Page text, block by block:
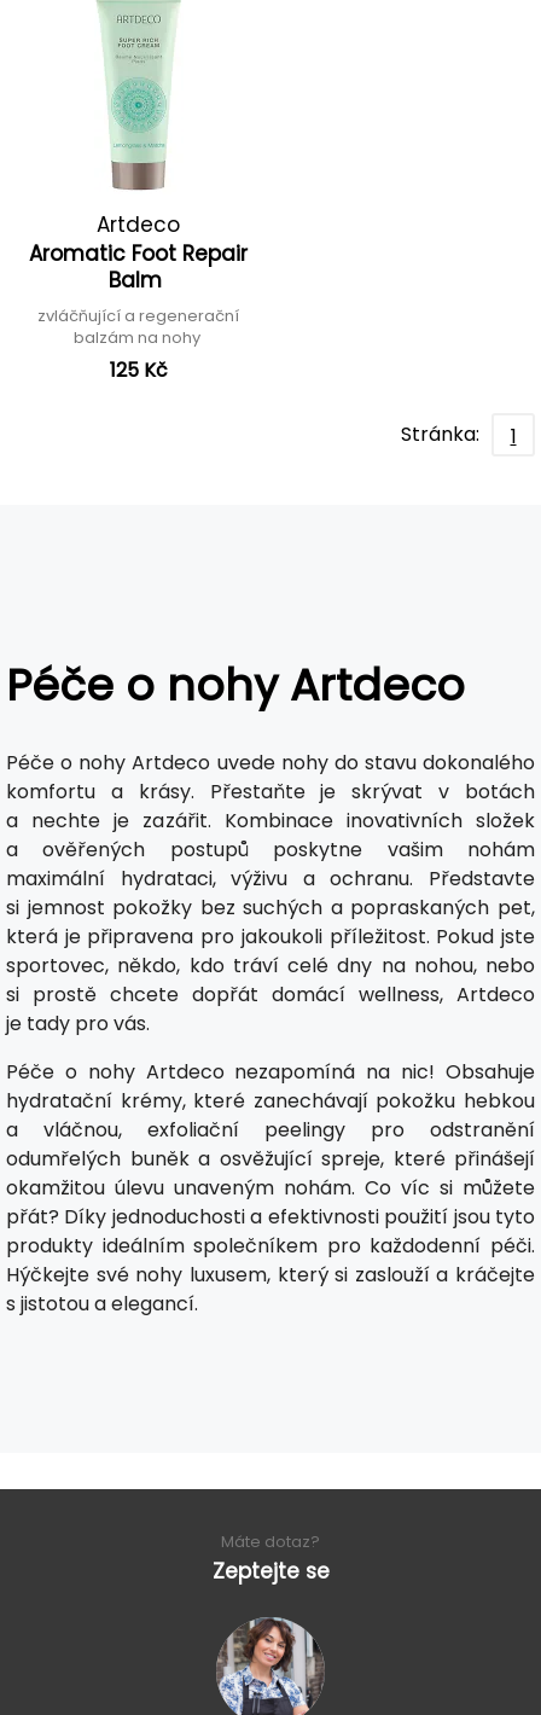
Artdeco
Aromatic Foot Repair
Balm
zvláčňující a regenerační
balzám na nohy
125 Kč
Stránka: 1
Péče o nohy Artdeco
Péče o nohy Artdeco uvede nohy do stavu dokonalého
komfortu a krásy. Přestaňte je skrývat v botách
a nechte je zazářit. Kombinace inovativních složek
a ověřených postupů poskytne vašim nohám
maximální hydrataci, výživu a ochranu. Představte
si jemnost pokožky bez suchých a popraskaných pet,
která je připravena pro jakoukoli příležitost. Pokud jste
sportovec, někdo, kdo tráví celé dny na nohou, nebo
si prostě chcete dopřát domácí wellness, Artdeco
je tady pro vás.
Péče o nohy Artdeco nezapomíná na nic! Obsahuje
hydratační krémy, které zanechávají pokožku hebkou
a vláčnou, exfoliační peelingy pro odstranění
odumřelých buněk a osvěžující spreje, které přinášejí
okamžitou úlevu unaveným nohám. Co víc si můžete
přát? Díky jednoduchosti a efektivnosti použití jsou tyto
produkty ideálním společníkem pro každodenní péči.
Hýčkejte své nohy luxusem, který si zaslouží a kráčejte
s jistotou a elegancí.
Máte dotaz?
Zeptejte se